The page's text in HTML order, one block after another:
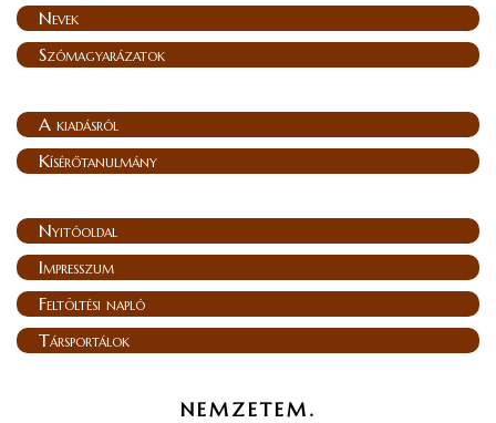
Nevek
Szómagyarázatok
A kiadásról
Kísérőtanulmány
Nyitóoldal
Impresszum
Feltöltési napló
Társportálok
NEMZETEM.